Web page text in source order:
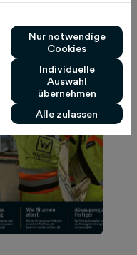
Nur notwendige
Cookies
Individuelle
Auswahl
übernehmen
Alle zulassen